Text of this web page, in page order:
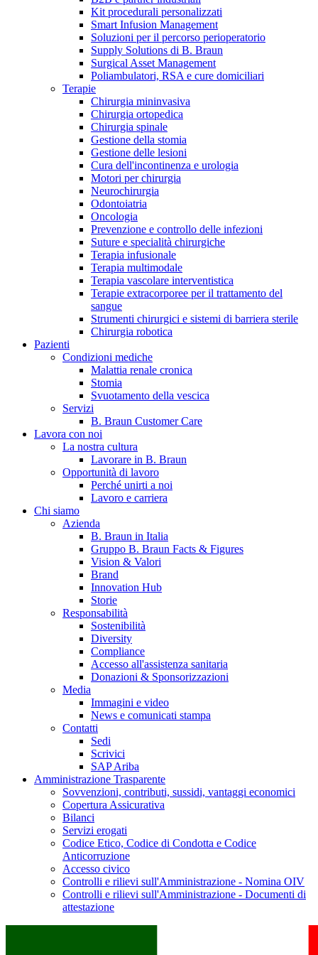
Catalogo prodotti
Trova il prodotto che stai cercando. Visita il catalogo B.
Braun con il nostro portfolio completo.
Hai domande o richieste? Scrivici per entrare subito in
contatto con un nostro referente.
B. Braun in Italia
Scopri chi siamo ed entra nel mondo di B. Braun in Italia: 4
sedi, 4 aziende, più di 700 dipendenti e un Centro di
Eccellenza a livello globale.
Kit procedurali personalizzati
Smart Infusion Management
Soluzioni per il percorso perioperatorio
Supply Solutions di B. Braun
Surgical Asset Management
Poliambulatori, RSA e cure domiciliari
Terapie
Chirurgia mininvasiva
Chirurgia ortopedica
Chirurgia spinale
Gestione della stomia
Gestione delle lesioni
Cura dell'incontinenza e urologia
Motori per chirurgia
Neurochirurgia
Odontoiatria
Oncologia
Prevenzione e controllo delle infezioni
Suture e specialità chirurgiche
Terapia infusionale
Terapia multimodale
Terapia vascolare interventistica
Terapie extracorporee per il trattamento del
sangue
Strumenti chirurgici e sistemi di barriera sterile
Chirurgia robotica
Pazienti
Condizioni mediche
Malattia renale cronica
Stomia
Svuotamento della vescica
Servizi
B. Braun Customer Care
Lavora con noi
La nostra cultura
Lavorare in B. Braun
Opportunità di lavoro
Perché unirti a noi
Lavoro e carriera
Chi siamo
Azienda
B. Braun in Italia
Gruppo B. Braun Facts & Figures
Vision & Valori
Brand
Innovation Hub
Storie
Responsabilità
Sostenibilità
Diversity
Compliance
Accesso all'assistenza sanitaria
Donazioni & Sponsorizzazioni
Media
Immagini e video
News e comunicati stampa
Contatti
Sedi
Scrivici
SAP Ariba
Amministrazione Trasparente
Sovvenzioni, contributi, sussidi, vantaggi economici
Copertura Assicurativa
Bilanci
Servizi erogati
Codice Etico, Codice di Condotta e Codice
Anticorruzione
Accesso civico
Controlli e rilievi sull'Amministrazione - Nomina OIV
Controlli e rilievi sull'Amministrazione - Documenti di
attestazione